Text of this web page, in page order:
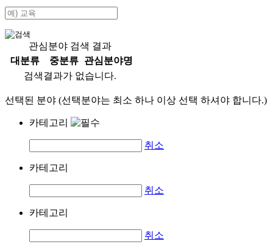
관심분야 검색 결과
대분류
중분류
관심분야명
검색결과가 없습니다.
선택된 분야 (선택분야는 최소 하나 이상 선택 하셔야 합니다.)
카테고리
취소
카테고리
취소
카테고리
취소